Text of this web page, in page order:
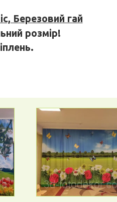
Березовий гай
розмір!